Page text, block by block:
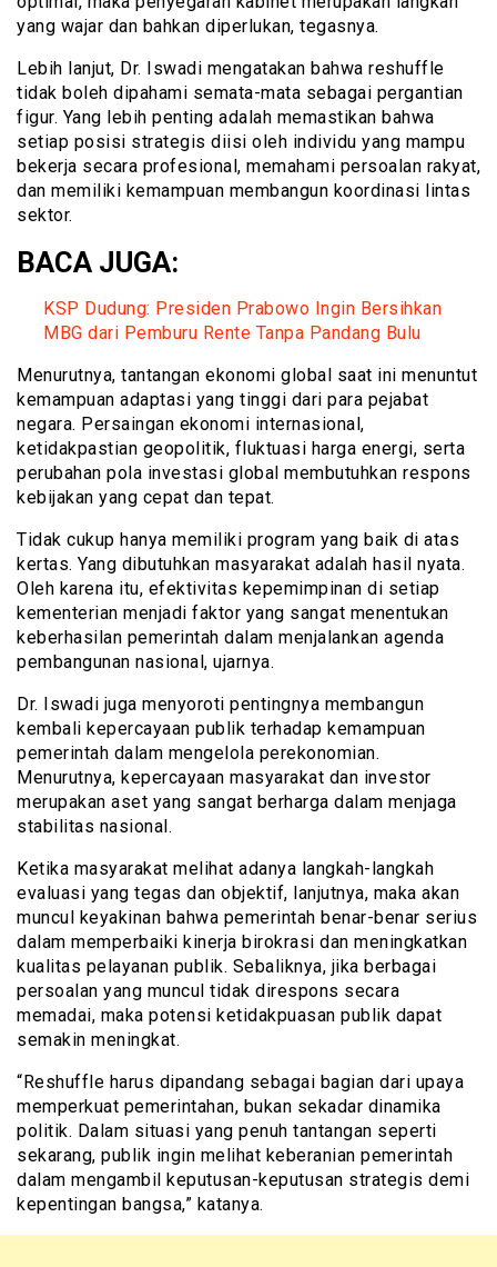
yang wajar dan bahkan diperlukan, tegasnya.
Lebih lanjut, Dr. Iswadi mengatakan bahwa reshuffle
tidak boleh dipahami semata-mata sebagai pergantian
figur. Yang lebih penting adalah memastikan bahwa
setiap posisi strategis diisi oleh individu yang mampu
bekerja secara profesional, memahami persoalan rakyat,
dan memiliki kemampuan membangun koordinasi lintas
sektor.
BACA JUGA:
KSP Dudung: Presiden Prabowo Ingin Bersihkan
MBG dari Pemburu Rente Tanpa Pandang Bulu
Menurutnya, tantangan ekonomi global saat ini menuntut
kemampuan adaptasi yang tinggi dari para pejabat
negara. Persaingan ekonomi internasional,
ketidakpastian geopolitik, fluktuasi harga energi, serta
perubahan pola investasi global membutuhkan respons
kebijakan yang cepat dan tepat.
Tidak cukup hanya memiliki program yang baik di atas
kertas. Yang dibutuhkan masyarakat adalah hasil nyata.
Oleh karena itu, efektivitas kepemimpinan di setiap
kementerian menjadi faktor yang sangat menentukan
keberhasilan pemerintah dalam menjalankan agenda
pembangunan nasional, ujarnya.
Dr. Iswadi juga menyoroti pentingnya membangun
kembali kepercayaan publik terhadap kemampuan
pemerintah dalam mengelola perekonomian.
Menurutnya, kepercayaan masyarakat dan investor
merupakan aset yang sangat berharga dalam menjaga
stabilitas nasional.
Ketika masyarakat melihat adanya langkah-langkah
evaluasi yang tegas dan objektif, lanjutnya, maka akan
muncul keyakinan bahwa pemerintah benar-benar serius
dalam memperbaiki kinerja birokrasi dan meningkatkan
kualitas pelayanan publik. Sebaliknya, jika berbagai
persoalan yang muncul tidak direspons secara
memadai, maka potensi ketidakpuasan publik dapat
semakin meningkat.
“Reshuffle harus dipandang sebagai bagian dari upaya
memperkuat pemerintahan, bukan sekadar dinamika
politik. Dalam situasi yang penuh tantangan seperti
sekarang, publik ingin melihat keberanian pemerintah
dalam mengambil keputusan-keputusan strategis demi
kepentingan bangsa,” katanya.